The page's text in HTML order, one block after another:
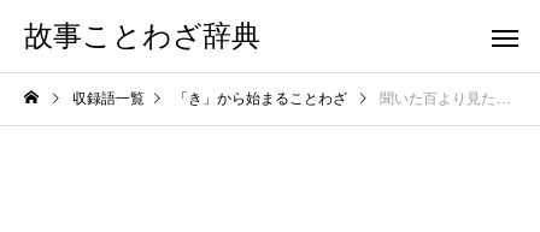
故事ことわざ辞典
収録語一覧 「き」から始まることわざ 聞いた百より見た一つ